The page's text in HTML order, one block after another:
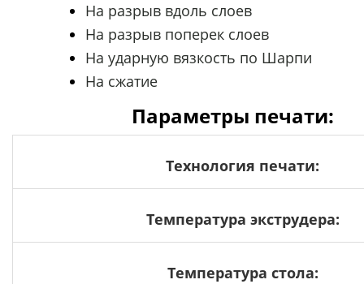
На разрыв вдоль слоев
На разрыв поперек слоев
На ударную вязкость по Шарпи
На сжатие
Параметры печати:
Технология печати:
Температура экструдера:
Температура стола: